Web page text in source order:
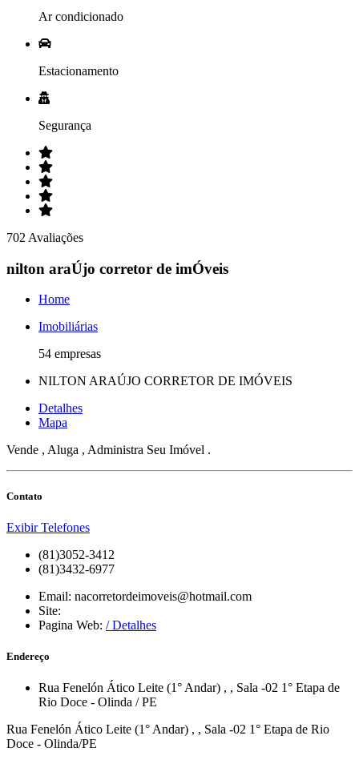
Ar condicionado
Estacionamento
Segurança
702 Avaliações
nilton araÚjo corretor de imÓveis
Home
Imobiliárias
54 empresas
NILTON ARAÚJO CORRETOR DE IMÓVEIS
Detalhes
Mapa
Vende , Aluga , Administra Seu Imóvel .
Contato
Exibir Telefones
(81)3052-3412
(81)3432-6977
Email: nacorretordeimoveis@hotmail.com
Site:
Pagina Web: / Detalhes
Endereço
Rua Fenelón Ático Leite (1° Andar) , , Sala -02 1° Etapa de
Rio Doce - Olinda /PE
Rua Fenelón Ático Leite (1° Andar) , , Sala -02 1° Etapa de Rio
Doce - Olinda/PE